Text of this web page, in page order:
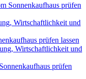
Sonnenkaufhaus prüfen
Wirtschaftlichkeit und
prüfen lassen
Wirtschaftlichkeit und
prüfen